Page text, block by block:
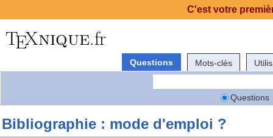
Questions Mots-clés
Questions
Bibliographie : mode d'emploi ?
C'est votre